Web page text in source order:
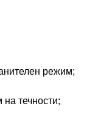
режим;
течности;